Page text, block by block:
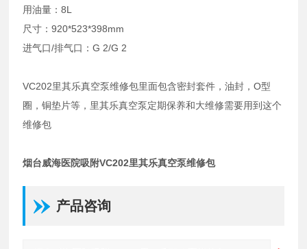
用油量：8L
尺寸：920*523*398mm
进气口/排气口：G 2/G 2
VC202里其乐真空泵维修包里面包含密封套件，油封，O型
圈，铜垫片等，里其乐真空泵定期保养和大维修需要用到这个
维修包
烟台威海医院吸附VC202里其乐真空泵维修包
产品咨询